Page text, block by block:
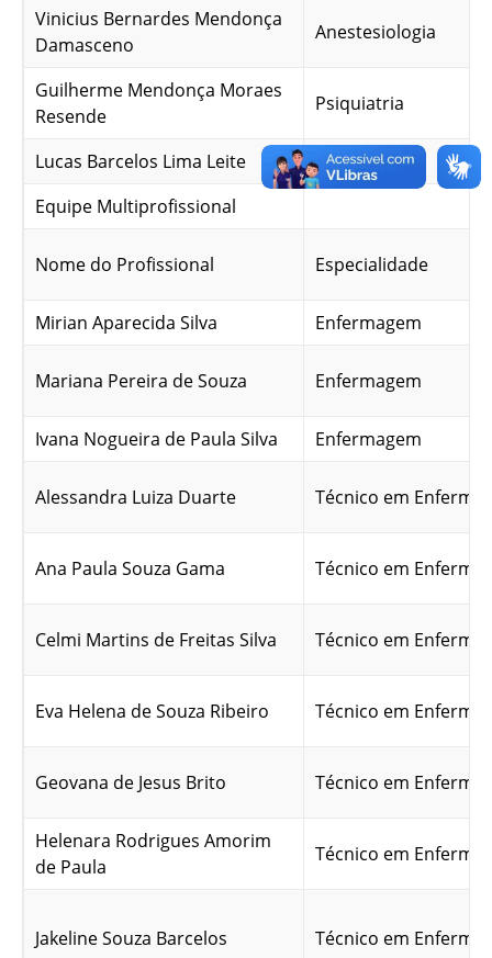
Vinicius Bernardes Mendonça
Damasceno
Anestesiologia
Guilherme Mendonça Moraes
Resende
Psiquiatria
Lucas Barcelos Lima Leite
Radiologia
Equipe Multiprofissional
Nome do Profissional Especialidade
Mirian Aparecida Silva Enfermagem
Mariana Pereira de Souza Enfermagem
Ivana Nogueira de Paula Silva Enfermagem
Alessandra Luiza Duarte Técnico em
Ana Paula Souza Gama Técnico em
Celmi Martins de Freitas Silva Técnico em
Eva Helena de Souza Ribeiro Técnico em
Geovana de Jesus Brito Técnico em
Helenara Rodrigues Amorim
de Paula
Técnico em
Jakeline Souza Barcelos Técnico em